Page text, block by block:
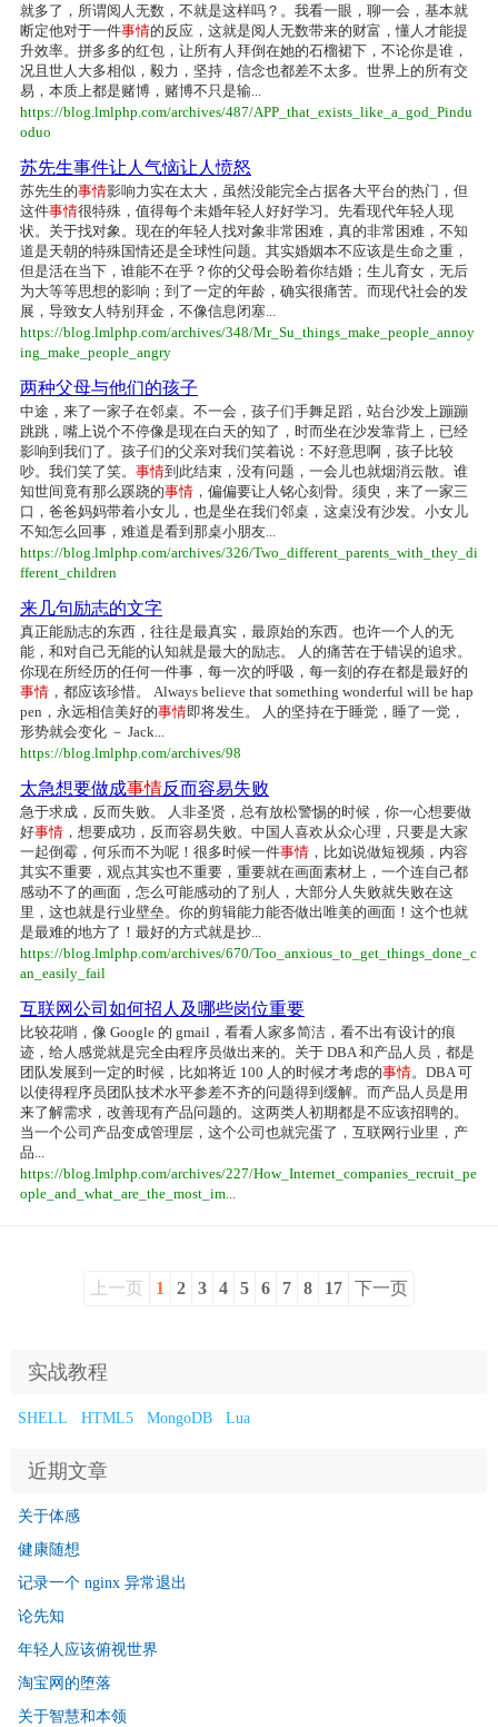
就多了，所谓阅人无数，不就是这样吗？。我看一眼，聊一会，基本就
断定他对于一件事情的反应，这就是阅人无数带来的财富，懂人才能提
升效率。拼多多的红包，让所有人拜倒在她的石榴裙下，不论你是谁，
况且世人大多相似，毅力，坚持，信念也都差不太多。世界上的所有交
易，本质上都是赌博，赌博不只是输...
https://blog.lmlphp.com/archives/487/APP_that_exists_like_a_god_Pindu
oduo
苏先生事件让人气恼让人愤怒
苏先生的事情影响力实在太大，虽然没能完全占据各大平台的热门，但
这件事情很特殊，值得每个未婚年轻人好好学习。先看现代年轻人现
状。关于找对象。现在的年轻人找对象非常困难，真的非常困难，不知
道是天朝的特殊国情还是全球性问题。其实婚姻本不应该是生命之重，
但是活在当下，谁能不在乎？你的父母会盼着你结婚；生儿育女，无后
为大等等思想的影响；到了一定的年龄，确实很痛苦。而现代社会的发
展，导致女人特别拜金，不像信息闭塞...
https://blog.lmlphp.com/archives/348/Mr_Su_things_make_people_annoy
ing_make_people_angry
两种父母与他们的孩子
中途，来了一家子在邻桌。不一会，孩子们手舞足蹈，站台沙发上蹦蹦
跳跳，嘴上说个不停像是现在白天的知了，时而坐在沙发靠背上，已经
影响到我们了。孩子们的父亲对我们笑着说：不好意思啊，孩子比较
吵。我们笑了笑。 事情到此结束，没有问题，一会儿也就烟消云散。谁
知世间竟有那么蹊跷的事情 ，偏偏要让人铭心刻骨。须臾，来了一家三
口，爸爸妈妈带着小女儿，也是坐在我们邻桌，这桌没有沙发。小女儿
不知怎么回事，难道是看到那桌小朋友...
https://blog.lmlphp.com/archives/326/Two_different_parents_with_they_di
fferent_children
来几句励志的文字
真正能励志的东西，往往是最真实，最原始的东西。也许一个人的无
能，和对自己无能的认知就是最大的励志。 人的痛苦在于错误的追求。
你现在所经历的任何一件事，每一次的呼吸，每一刻的存在都是最好的
事情 ，都应该珍惜。 Always believe that something wonderful will be hap
pen，永远相信美好的事情即将发生。 人的坚持在于睡觉，睡了一觉，
形势就会变化 － Jack...
https://blog.lmlphp.com/archives/98
太急想要做成事情反而容易失败
急于求成，反而失败。 人非圣贤，总有放松警惕的时候，你一心想要做
好事情 ，想要成功，反而容易失败。中国人喜欢从众心理，只要是大家
一起倒霉，何乐而不为呢！很多时候一件事情 ，比如说做短视频，内容
其实不重要，观点其实也不重要，重要就在画面素材上，一个连自己都
感动不了的画面，怎么可能感动的了别人，大部分人失败就失败在这
里，这也就是行业壁垒。你的剪辑能力能否做出唯美的画面！这个也就
是最难的地方了！最好的方式就是抄...
https://blog.lmlphp.com/archives/670/Too_anxious_to_get_things_done_c
an_easily_fail
互联网公司如何招人及哪些岗位重要
比较花哨，像 Google 的 gmail，看看人家多简洁，看不出有设计的痕
迹，给人感觉就是完全由程序员做出来的。关于 DBA 和产品人员，都是
团队发展到一定的时候，比如将近 100 人的时候才考虑的事情。DBA 可
以使得程序员团队技术水平参差不齐的问题得到缓解。而产品人员是用
来了解需求，改善现有产品问题的。这两类人初期都是不应该招聘的。
当一个公司产品变成管理层，这个公司也就完蛋了，互联网行业里，产
品...
https://blog.lmlphp.com/archives/227/How_Internet_companies_recruit_pe
ople_and_what_are_the_most_im...
上一页 1 2 3 4 5 6 7 8 17 下一页
实战教程
SHELL HTML5 MongoDB Lua
近期文章
关于体感
健康随想
记录一个 nginx 异常退出
论先知
年轻人应该俯视世界
淘宝网的堕落
关于智慧和本领